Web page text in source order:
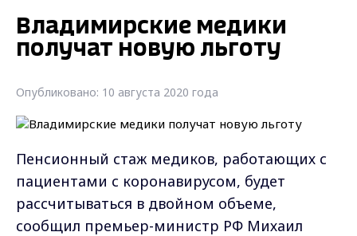
Владимирские медики
получат новую льготу
Опубликовано: 10 августа 2020 года
Пенсионный стаж медиков, работающих с
пациентами с коронавирусом, будет
рассчитываться в двойном объеме,
сообщил премьер-министр РФ Михаил